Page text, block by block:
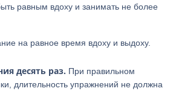
равным вдоху и занимать не более
на равное время вдоху и выдоху.
десять раз. При правильном
длительность упражнений не должна